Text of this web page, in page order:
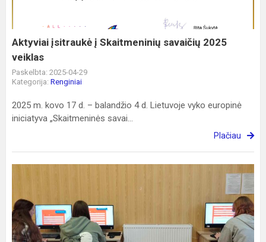
Aktyviai įsitraukė į Skaitmeninių savaičių 2025
veiklas
Paskelbta: 2025-04-29
Kategorija: Renginiai
2025 m. kovo 17 d. – balandžio 4 d. Lietuvoje vyko europinė
iniciatyva „Skaitmeninės savai...
Plačiau
konkursas